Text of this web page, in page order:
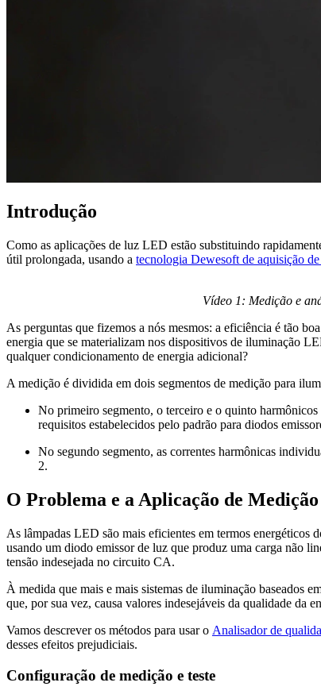
Introdução
Como as aplicações de luz LED estão substituindo
útil prolongada, usando a tecnologia Dewesoft de aquisição
Vídeo 1: Medição e
As perguntas que fizemos a nós mesmos: a eficiência é tão
energia que se materializam nos dispositivos de iluminação
qualquer condicionamento de energia adicional?
A medição é dividida em dois segmentos de medição para
No primeiro segmento, o terceiro e o quinto harmônicos
requisitos estabelecidos pelo padrão para diodos
No segundo segmento, as correntes harmônicas
2.
O Problema e a Aplicação de Medição
As lâmpadas LED são mais eficientes em termos energéticos
usando um diodo emissor de luz que produz uma carga não
tensão indesejada no circuito CA.
À medida que mais e mais sistemas de iluminação baseados
que, por sua vez, causa valores indesejáveis da qualidade da
Vamos descrever os métodos para usar o Analisador de
desses efeitos prejudiciais.
Configuração de medição e teste